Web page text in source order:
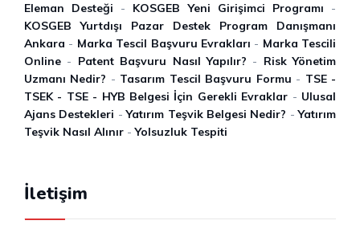
Eleman Desteği - KOSGEB Yeni Girişimci Programı -
KOSGEB Yurtdışı Pazar Destek Program Danışmanı
Ankara - Marka Tescil Başvuru Evrakları - Marka Tescili
Online - Patent Başvuru Nasıl Yapılır? - Risk Yönetim
Uzmanı Nedir? - Tasarım Tescil Başvuru Formu - TSE -
TSEK - TSE - HYB Belgesi İçin Gerekli Evraklar - Ulusal
Ajans Destekleri -Yatırım Teşvik Belgesi Nedir? -Yatırım
Teşvik Nasıl Alınır -Yolsuzluk Tespiti
İletişim